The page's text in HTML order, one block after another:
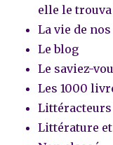
elle le
La vie de
Le blog
Le saviez-
Les 1000
Littéracteurs
Littérature